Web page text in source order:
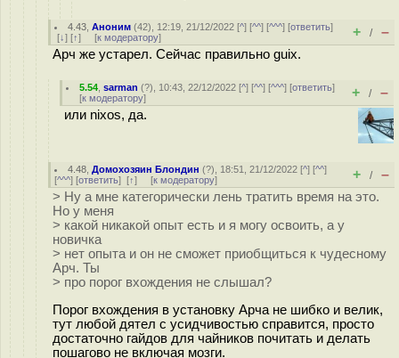
4.43 ,Аноним (42), 12:19, 21/12/2022 [^] [^^] [^^^] [ответить]
[↓] [↑] [к модератору] + / –
Арч же устарел. Сейчас правильно guix.
5.54 ,sarman (?), 10:43, 22/12/2022 [^] [^^] [^^^] [ответить]
[к модератору] + / –
или nixos, да.
4.48 ,Домохозяин Блондин (?), 18:51, 21/12/2022 [^] [^^]
[^^^] [ответить] [↑] [к модератору] + / –
> Ну а мне категорически лень тратить время на это.
Но у меня
> какой никакой опыт есть и я могу освоить, а у
новичка
> нет опыта и он не сможет приобщиться к чудесному
Арч. Ты
> про порог вхождения не слышал?
Порог вхождения в установку Арча не шибко и велик,
тут любой дятел с усидчивостью справится, просто
достаточно гайдов для чайников почитать и делать
пошагово не включая мозги.